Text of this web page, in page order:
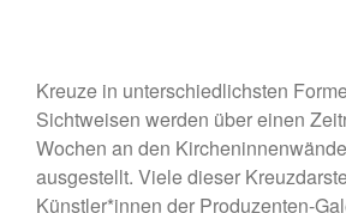
•
SeHfest
Kirche«
Kreuze in unterschiedlichsten
Sichtweisen werden über einen
Wochen an den
ausgestellt. Viele dieser
Künstler*innen der Produzenten-